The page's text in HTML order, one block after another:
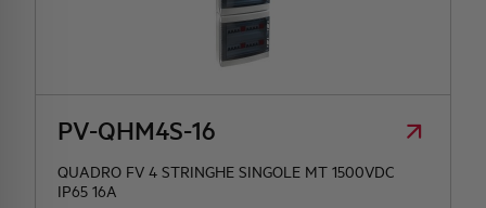
PV-QHM4S-16
QUADRO FV 4 STRINGHE SINGOLE MT 1500VDC
IP65 16A